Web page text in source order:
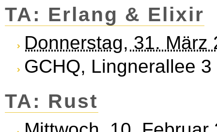
TA: Erlang & Elixir
Donnerstag, 31. März
GCHQ, Lingnerallee 3
TA: Rust